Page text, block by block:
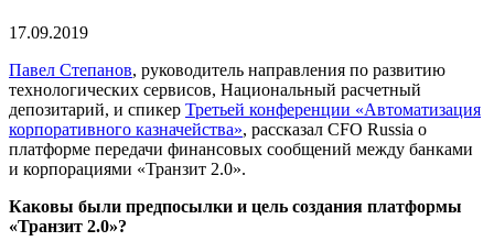
17.09.2019
Павел Степанов, руководитель направления по развитию
технологических сервисов, Национальный расчетный
депозитарий, и спикер Третьей конференции «Автоматизация
корпоративного казначейства», рассказал CFO Russia о
платформе передачи финансовых сообщений между банками
и корпорациями «Транзит 2.0».
Каковы были предпосылки и цель создания платформы
«Транзит 2.0»?